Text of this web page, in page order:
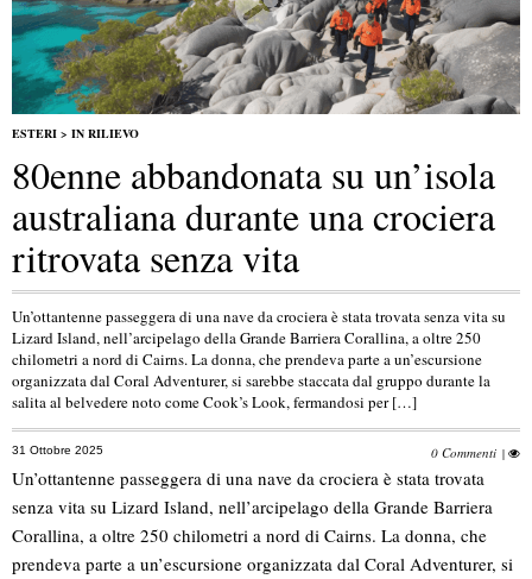
ESTERI > IN RILIEVO
80enne abbandonata su un’isola
australiana durante una crociera
ritrovata senza vita
Un’ottantenne passeggera di una nave da crociera è stata trovata senza vita su
Lizard Island, nell’arcipelago della Grande Barriera Corallina, a oltre 250
chilometri a nord di Cairns. La donna, che prendeva parte a un’escursione
organizzata dal Coral Adventurer, si sarebbe staccata dal gruppo durante la
salita al belvedere noto come Cook’s Look, fermandosi per […]
31 Ottobre 2025 0 Commenti |
Un’ottantenne passeggera di una nave da crociera è stata trovata
senza vita su Lizard Island, nell’arcipelago della Grande Barriera
Corallina, a oltre 250 chilometri a nord di Cairns. La donna, che
prendeva parte a un’escursione organizzata dal Coral Adventurer, si